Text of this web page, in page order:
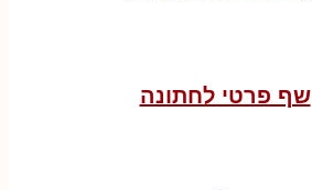
שף פרטי לחתונה